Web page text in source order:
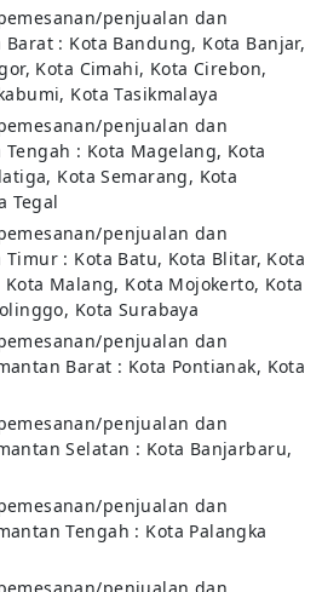
penjualan dan
Barat : Kota Bandung, Kota Banjar,
Kota Cimahi, Kota Cirebon,
Kota Tasikmalaya
penjualan dan
Tengah : Kota Magelang, Kota
Kota Semarang, Kota
Tegal
penjualan dan
Timur : Kota Batu, Kota Blitar, Kota
Malang, Kota Mojokerto, Kota
Kota Surabaya
penjualan dan
Barat : Kota Pontianak, Kota
penjualan dan
Selatan : Kota Banjarbaru,
penjualan dan
Tengah : Kota Palangka